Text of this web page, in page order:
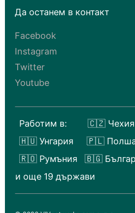
Да останем в контакт
Facebook
Instagram
Twitter
Youtube
Работим в: 🇨🇿 Чехия
🇭🇺 Унгария
🇵🇱
🇷🇴 Румъния
🇧🇬
и още 19 държави